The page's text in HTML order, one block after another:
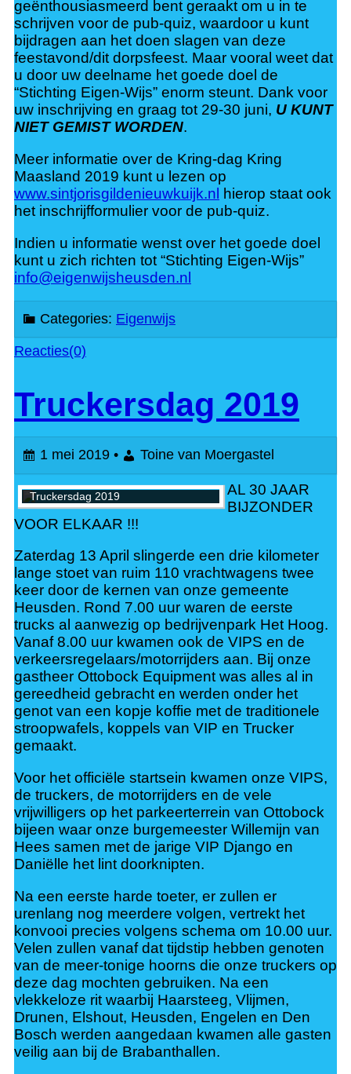
geënthousiasmeerd bent geraakt om u in te
schrijven voor de pub-quiz, waardoor u kunt
bijdragen aan het doen slagen van deze
feestavond/dit dorpsfeest. Maar vooral weet dat
u door uw deelname het goede doel de
“Stichting Eigen-Wijs” enorm steunt. Dank voor
uw inschrijving en graag tot 29-30 juni, U KUNT
NIET GEMIST WORDEN.
Meer informatie over de Kring-dag Kring
Maasland 2019 kunt u lezen op
www.sintjorisgildenieuwkuijk.nl
hierop staat ook
het inschrijfformulier voor de pub-quiz.
Indien u informatie wenst over het goede doel
kunt u zich richten tot “Stichting Eigen-Wijs”
info@eigenwijsheusden.nl
Categories: Eigenwijs
Reacties(0)
Truckersdag 2019
1 mei 2019 • Toine van Moergastel
Truckersdag 2019
AL 30 JAAR
BIJZONDER
VOOR ELKAAR !!!
Zaterdag 13 April slingerde een drie kilometer
lange stoet van ruim 110 vrachtwagens twee
keer door de kernen van onze gemeente
Heusden. Rond 7.00 uur waren de eerste
trucks al aanwezig op bedrijvenpark Het Hoog.
Vanaf 8.00 uur kwamen ook de VIPS en de
verkeersregelaars/motorrijders aan. Bij onze
gastheer Ottobock Equipment was alles al in
gereedheid gebracht en werden onder het
genot van een kopje koffie met de traditionele
stroopwafels, koppels van VIP en Trucker
gemaakt.
Voor het officiële startsein kwamen onze VIPS,
de truckers, de motorrijders en de vele
vrijwilligers op het parkeerterrein van Ottobock
bijeen waar onze burgemeester Willemijn van
Hees samen met de jarige VIP Django en
Daniëlle het lint doorknipten.
Na een eerste harde toeter, er zullen er
urenlang nog meerdere volgen, vertrekt het
konvooi precies volgens schema om 10.00 uur.
Velen zullen vanaf dat tijdstip hebben genoten
van de meer-tonige hoorns die onze truckers op
deze dag mochten gebruiken. Na een
vlekkeloze rit waarbij Haarsteeg, Vlijmen,
Drunen, Elshout, Heusden, Engelen en Den
Bosch werden aangedaan kwamen alle gasten
veilig aan bij de Brabanthallen.